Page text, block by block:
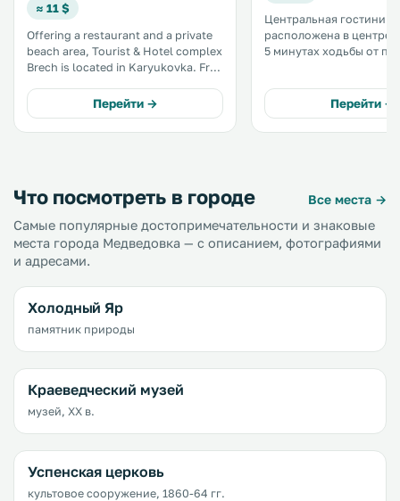
≈ 11 $
Offering a restaurant and a private
beach area, Tourist & Hotel complex
Brech is located in Karyukovka. Free
here will provide you with air
conditioning and a minibar. There is
also an electric kettle. .
Перейти →
Центральная
расположена в центре
5 минутах ходьбы от
круглосуточная стойка
регистрации. .
Перейти →
Что посмотреть в городе
Все места →
Самые популярные достопримечательности и знаковые
места города Медведовка — с описанием, фотографиями
и адресами.
Холодный Яр
памятник природы
Краеведческий музей
музей, XX в.
Успенская церковь
культовое сооружение, 1860-64 гг.